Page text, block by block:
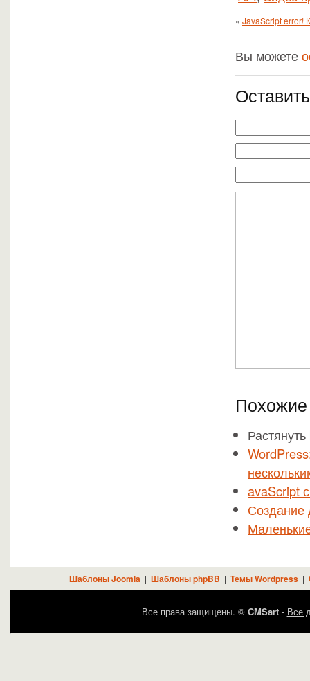
« JavaScript error!
Вы можете
Похожие
avaScript
Шаблоны Joomla | Шаблоны phpBB | Темы Wordpress|
Все права защищены. © CMSart- Все